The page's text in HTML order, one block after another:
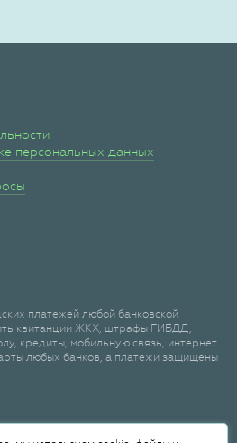
персональных данных
платежей любой банковской
квитанции ЖКХ, штрафы ГИБДД,
кредиты, мобильную связь, интернет
любых банков, а платежи защищены